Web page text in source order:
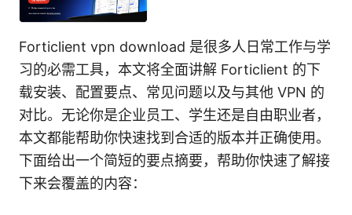
Forticlient vpn download 是很多人日常工作与学
习的必需工具，本文将全面讲解 Forticlient 的下
载安装、配置要点、常见问题以及与其他 VPN 的
对比。无论你是企业员工、学生还是自由职业者，
本文都能帮助你快速找到合适的版本并正确使用。
下面给出一个简短的要点摘要，帮助你快速了解接
下来会覆盖的内容：